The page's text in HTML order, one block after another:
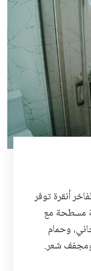
أنقرة توفر
مسطحة مع
وحمام
شعر.